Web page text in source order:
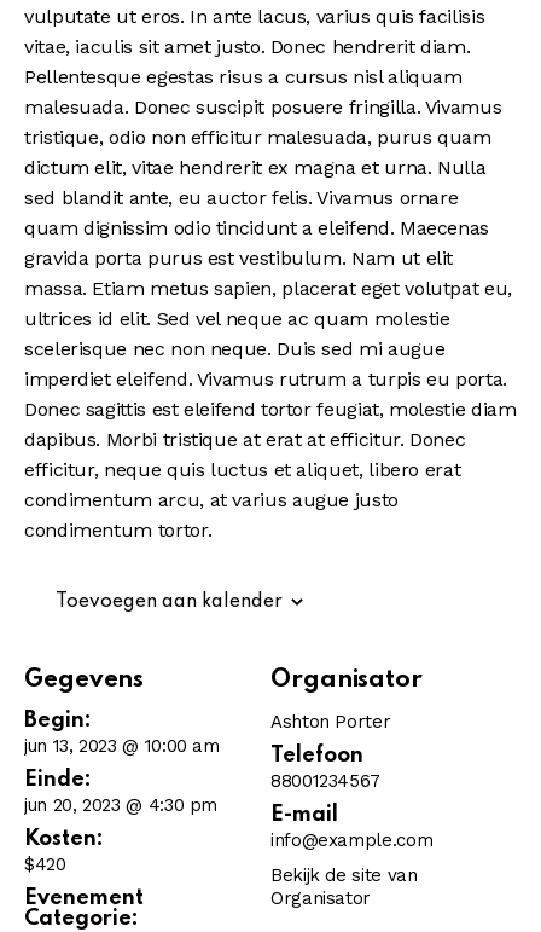
vulputate ut eros. In ante lacus, varius quis facilisis
vitae, iaculis sit amet justo. Donec hendrerit diam.
Pellentesque egestas risus a cursus nisl aliquam
malesuada. Donec suscipit posuere fringilla. Vivamus
tristique, odio non efficitur malesuada, purus quam
dictum elit, vitae hendrerit ex magna et urna. Nulla
sed blandit ante, eu auctor felis. Vivamus ornare
quam dignissim odio tincidunt a eleifend. Maecenas
gravida porta purus est vestibulum. Nam ut elit
massa. Etiam metus sapien, placerat eget volutpat eu,
ultrices id elit. Sed vel neque ac quam molestie
scelerisque nec non neque. Duis sed mi augue
imperdiet eleifend. Vivamus rutrum a turpis eu porta.
Donec sagittis est eleifend tortor feugiat, molestie diam
dapibus. Morbi tristique at erat at efficitur. Donec
efficitur, neque quis luctus et aliquet, libero erat
condimentum arcu, at varius augue justo
condimentum tortor.
Toevoegen aan kalender
Gegevens
Begin:
jun 13, 2023 @ 10:00 am
Einde:
jun 20, 2023 @ 4:30 pm
Kosten:
$420
Evenement
Categorie:
Organisator
Ashton Porter
Telefoon
88001234567
E-mail
info@example.com
Bekijk de site van
Organisator